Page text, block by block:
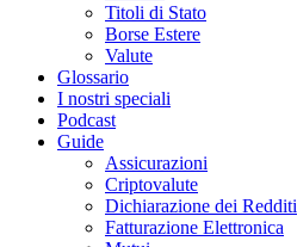
Titoli di Stato
Borse Estere
Valute
Glossario
I nostri speciali
Podcast
Guide
Assicurazioni
Criptovalute
Dichiarazione dei Redditi
Fatturazione Elettronica